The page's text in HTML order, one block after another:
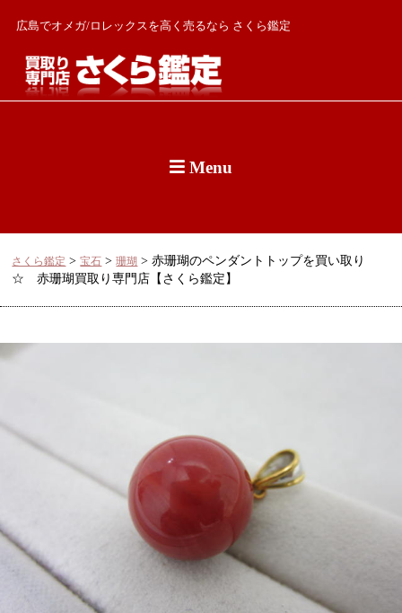
広島でオメガ/ロレックスを高く売るなら さくら鑑定
Menu
さくら鑑定 >宝石 >珊瑚 >赤珊瑚のペンダントトップを買い取り
☆ 赤珊瑚買取り専門店【さくら鑑定】